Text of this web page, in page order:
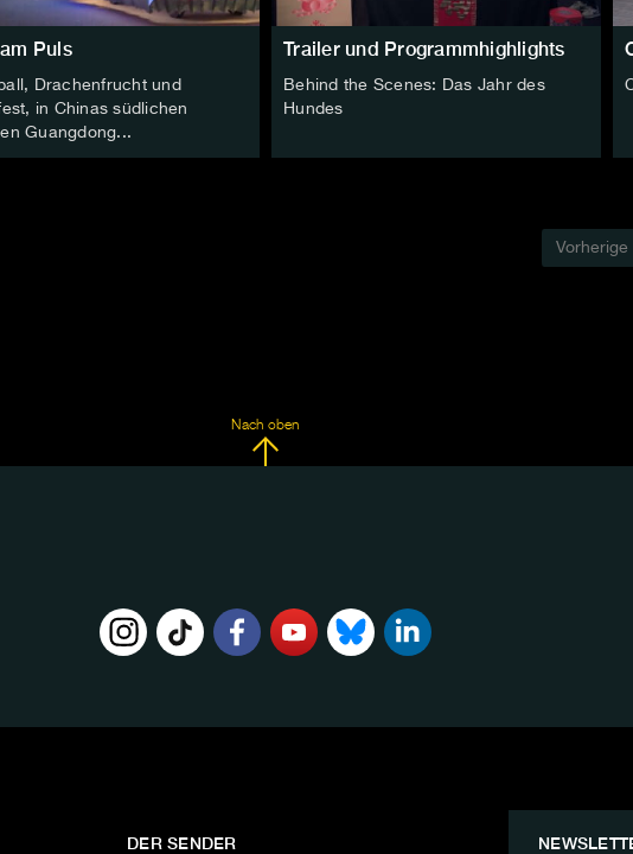
Puls
Drachenfrucht und
in Chinas südlichen
Guangdong...
Trailer und Programmhighlights
Behind the Scenes: Das Jahr des
Hundes
Vorherige
Nach oben
DER SENDER